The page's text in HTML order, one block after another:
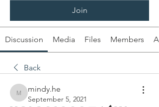
Join
Discussion Media Files Members
Back
mindy.he
mindy.he
September 5, 2021